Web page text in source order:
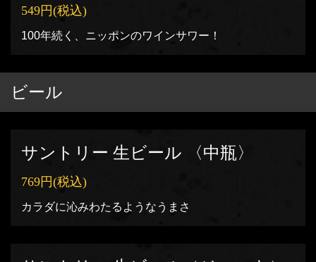
549円(税込)
100年続く、ニッポンのワインサワー！
ビール
サントリー 生ビール 〈中瓶〉
769円(税込)
カラダに沁みわたるようなうまさ